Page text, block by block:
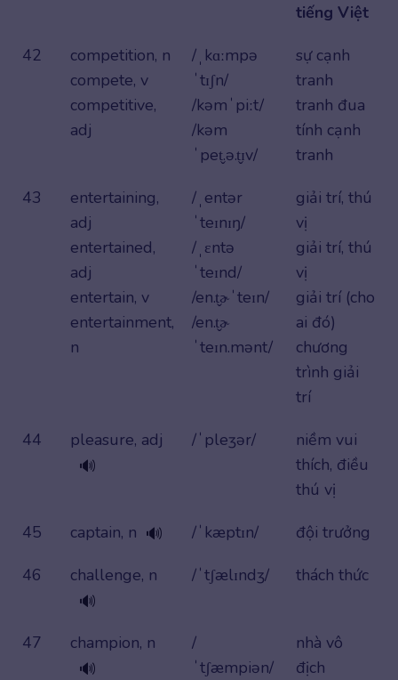
tiếng Việt
42
competition, n
compete, v
competitive,
adj
/ˌkɑːmpə
ˈtɪʃn/
/kəmˈpiːt/
/kəm
ˈpet̬.ə.t̬ɪv/
sự cạnh
tranh
tranh đua
tính cạnh
tranh
43
entertaining,
adj
entertained,
adj
entertain, v
entertainment,
n
/ˌentər
ˈteɪnɪŋ/
/ˌɛntə
ˈteɪnd/
/en.t̬ɚˈteɪn/
/en.t̬ɚ
ˈteɪn.mənt/
giải trí, thú
vị
giải trí, thú
vị
giải trí (cho
ai đó)
chương
trình giải
trí
44
pleasure, adj
🔊
/ˈpleʒər/
niềm vui
thích, điều
thú vị
45
captain, n 🔊 /ˈkæptɪn/
đội trưởng
46
challenge, n
🔊
/ˈtʃælɪndʒ/ thách thức
47
champion, n
🔊
/
ˈtʃæmpiən/
nhà vô
địch